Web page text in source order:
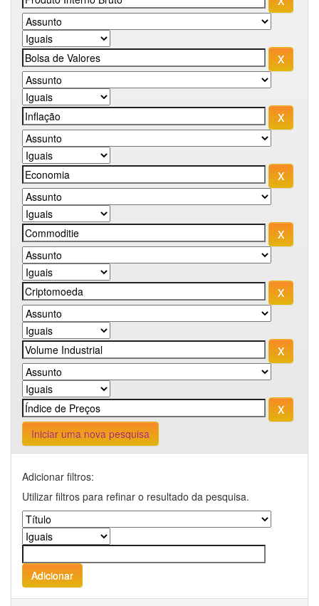
Iniciar uma nova pesquisa
Adicionar filtros:
Utilizar filtros para refinar o resultado da pesquisa.